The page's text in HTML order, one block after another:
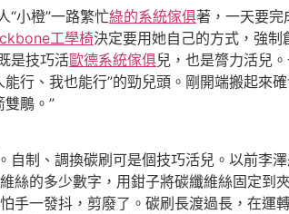
小橙”一路繁忙綠的系統傢俱著，一天要完
工學椅決定要用她自己的方式，強制
是技巧活歐德系統傢俱兒，也是膂力活兒
行、我也能行”的勁兒頭。剛開端搬起來
鵰。”
自制、調換碳刷可是個技巧活兒。以前李
絲的多少數字，用鉗子將碳纖維絲固定到
手一發抖，剪廢了。碳刷長渡過長，在運